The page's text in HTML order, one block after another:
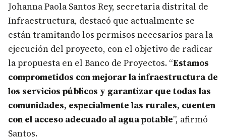
Johanna Paola Santos Rey, secretaria distrital de
Infraestructura, destacó que actualmente se
están tramitando los permisos necesarios para la
ejecución del proyecto, con el objetivo de radicar
la propuesta en el Banco de Proyectos. “Estamos
comprometidos con mejorar la infraestructura de
los servicios públicos y garantizar que todas las
comunidades, especialmente las rurales, cuenten
con el acceso adecuado al agua potable”, afirmó
Santos.